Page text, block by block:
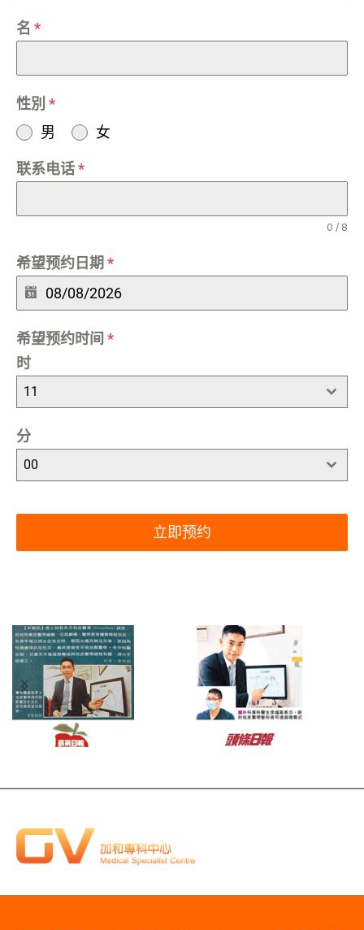
名 *
性別 *
男
女
联系电话*
0 / 8
希望预约日期 *
希望预约时间 *
时
11
分
00
立即预约